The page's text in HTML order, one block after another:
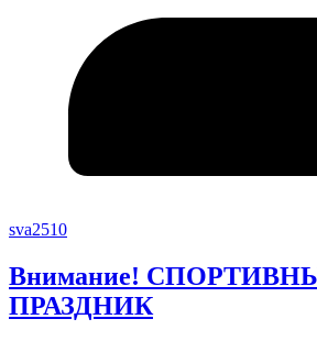
sva2510
Внимание!
ПРАЗДНИК